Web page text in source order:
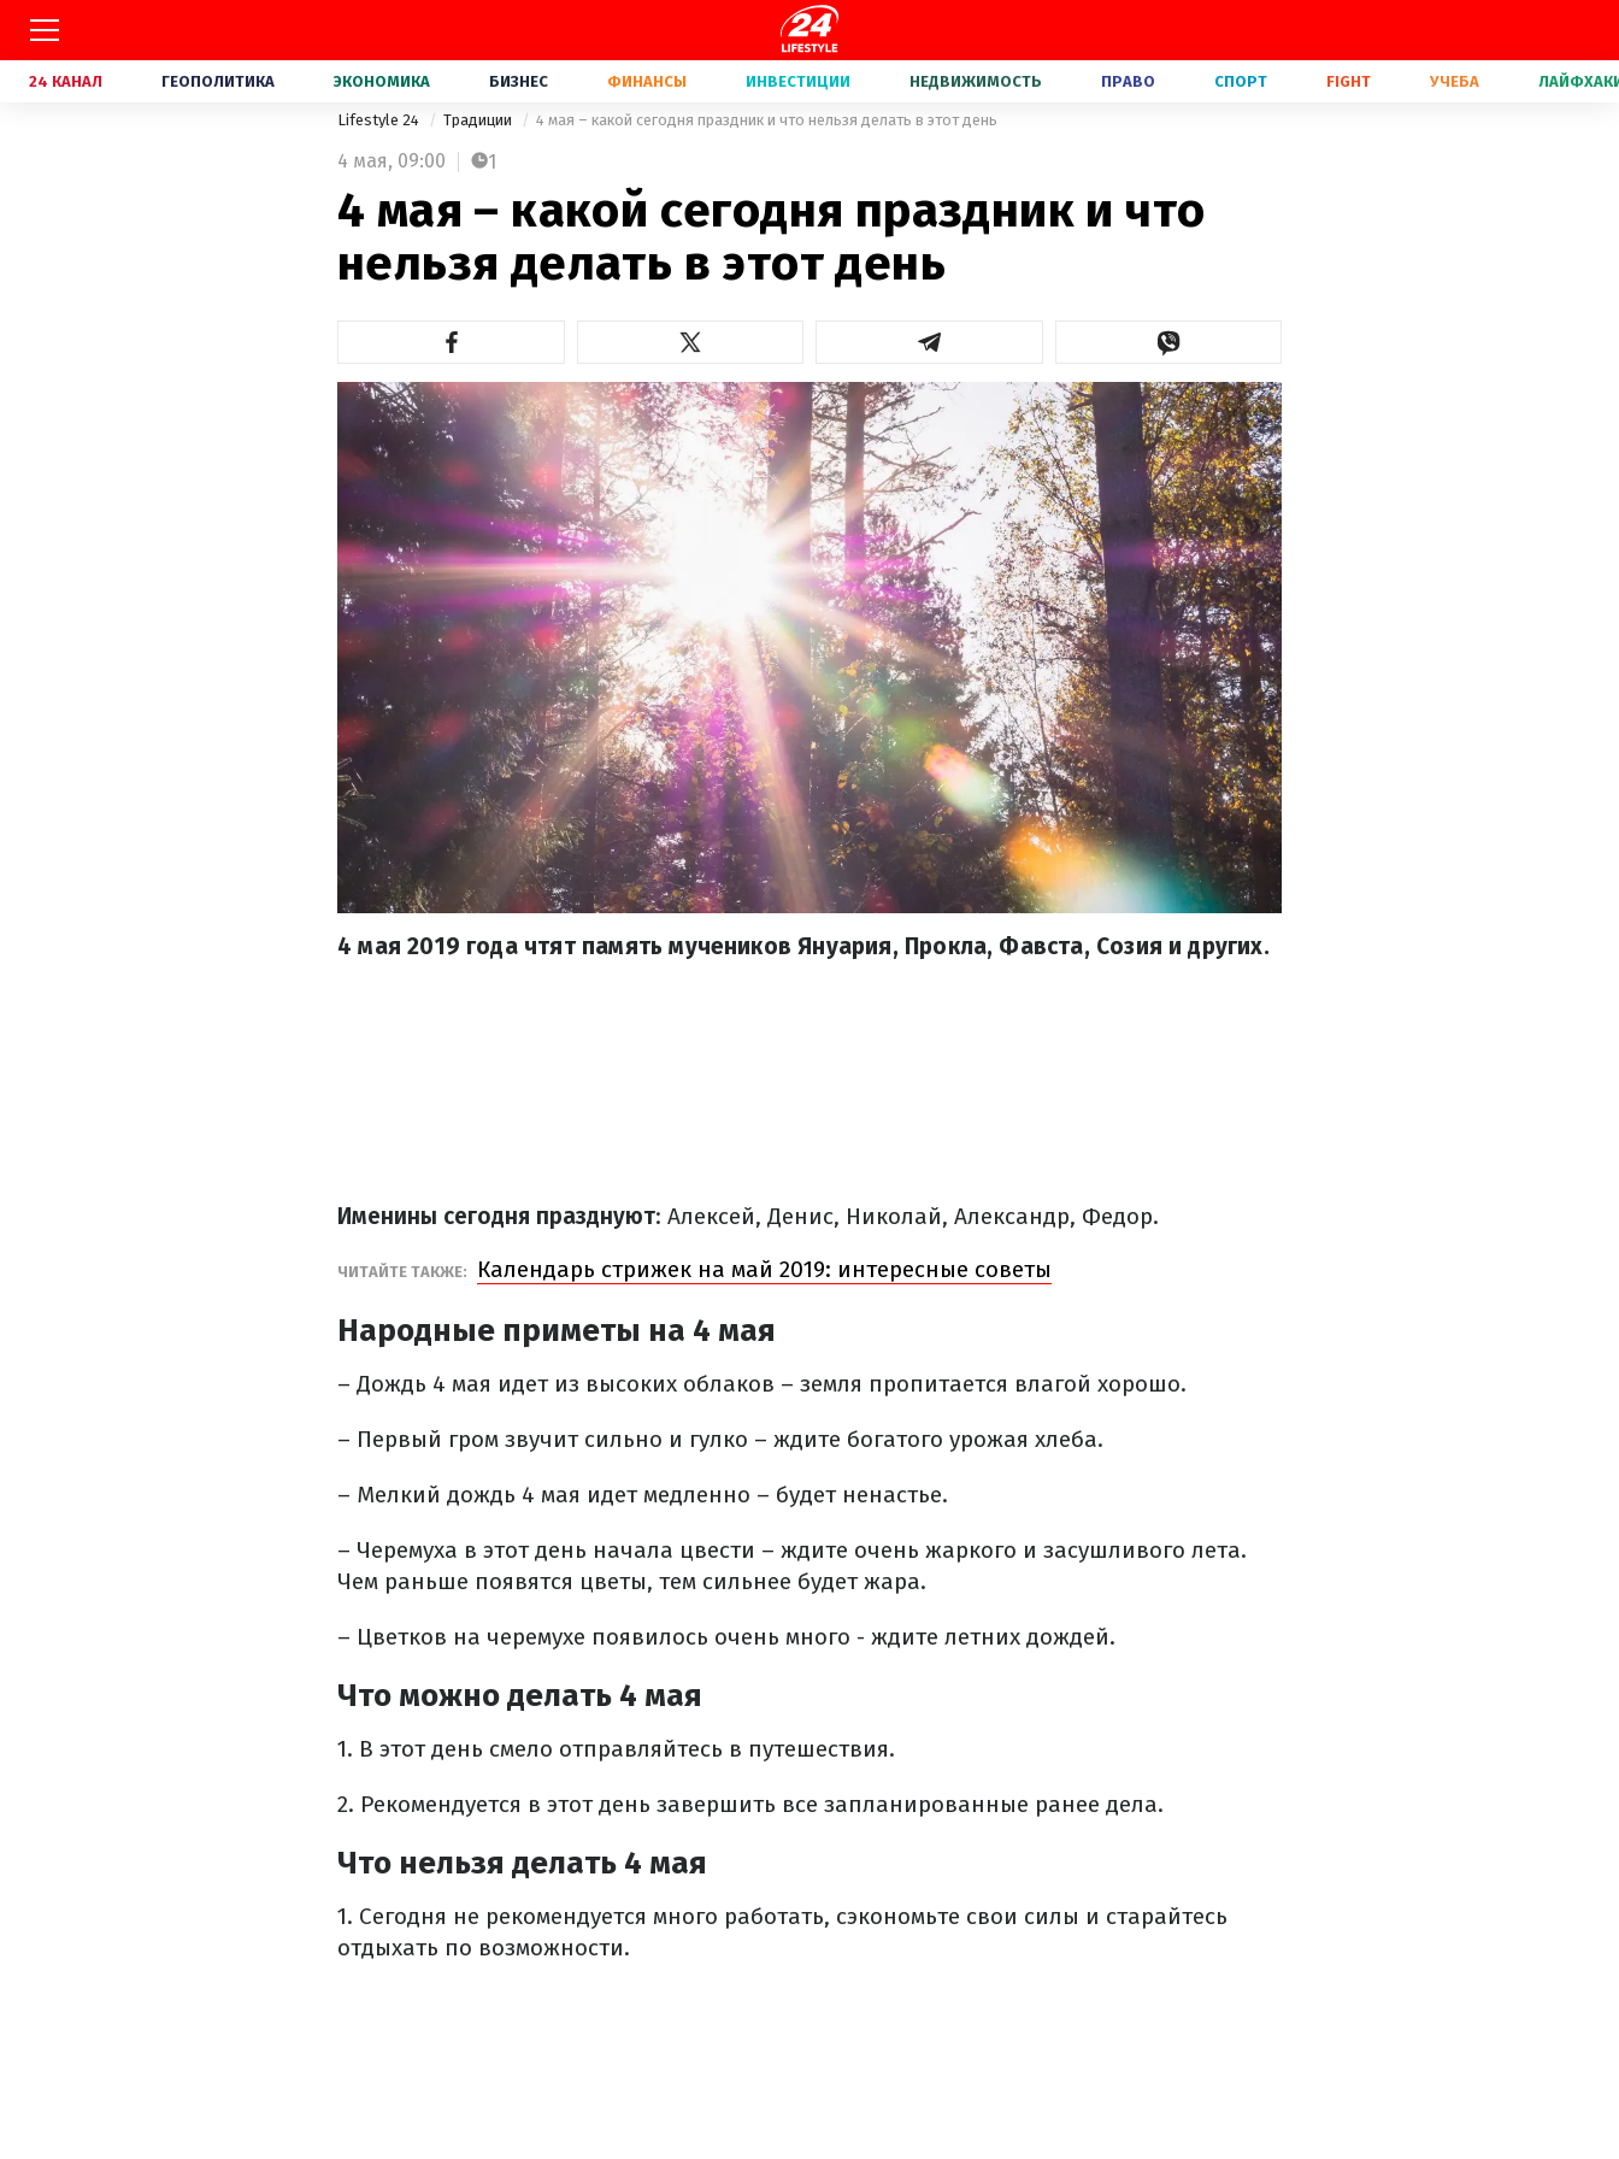
24 КАНАЛ ГЕОПОЛИТИКА ЭКОНОМИКА БИЗНЕС ФИНАНСЫ ИНВЕСТИЦИИ НЕДВИЖИМОСТЬ ПРАВО СПОРТ FIGHT УЧЕБА
Lifestyle 24 Традиции 4 мая – какой сегодня праздник и что нельзя делать в этот день
4 мая, 09:00 1
4 мая – какой сегодня праздник и что
нельзя делать в этот день
4 мая 2019 года чтят память мучеников Януария, Прокла, Фавста, Созия и других.
Именины сегодня празднуют: Алексей, Денис, Николай, Александр, Федор.
ЧИТАЙТЕ ТАКЖЕ: Календарь стрижек на май 2019: интересные советы
Народные приметы на 4 мая
– Дождь 4 мая идет из высоких облаков – земля пропитается влагой хорошо.
– Первый гром звучит сильно и гулко – ждите богатого урожая хлеба.
– Мелкий дождь 4 мая идет медленно – будет ненастье.
– Черемуха в этот день начала цвести – ждите очень жаркого и засушливого лета.
Чем раньше появятся цветы, тем сильнее будет жара.
– Цветков на черемухе появилось очень много - ждите летних дождей.
Что можно делать 4 мая
1. В этот день смело отправляйтесь в путешествия.
2. Рекомендуется в этот день завершить все запланированные ранее дела.
Что нельзя делать 4 мая
1. Сегодня не рекомендуется много работать, сэкономьте свои силы и старайтесь
отдыхать по возможности.